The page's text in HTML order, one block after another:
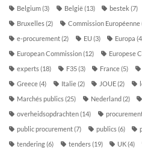
Belgium(3) België(13) bestek (7)
Bruxelles(2) Commission Européenne
e-procurement(2) EU(3) Europa
European Commission(12) Europese
experts(18) F35(3) France(5)
Greece(4) Italie(2) JOUE(2)
Marchés publics(25) Nederland (2)
overheidsopdrachten(14)
public procurement(7) publics(6)
tendering(6) tenders(19) UK(4)